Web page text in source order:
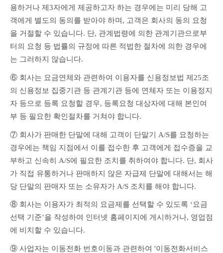
용하거나 제3자에게 제공하고자 하는 경우에는 미리 당해 고
객에게 별도의 동의를 받아야 하며, 고객은 회사의 동의 요청
을 거절할 수 있습니다. 단, 관계법령에 의한 관계기관으로부
터의 요청 등 법률의 규정에 따른 적법한 절차에 의한 경우에
는 그러하지 않습니다.
⑥ 회사는 요금연체와 관련하여 이용자를 신용정보법 제25조
의 신용정보 집중기관 등 관계기관 등에 연체자 또는 이용정지
자 등으로 등록 요청할 경우, 등록요청 대상자에 대해 본인여
부 등 필요한 확인절차를 거쳐야 합니다.
⑦ 회사가 판매한 단말에 대해 고객이 단말기 A/S를 요청하는
경우에는 책임 지점에서 이를 접수한 후 고객에게 접수증을 교
부하고 신속히 A/S에 필요한 조치를 취하여야 합니다. 단, 회사
가 직접 유통하거나 판매하지 않은 자급제 단말에 대해서는 해
당 단말의 판매자 또는 소유자가 A/S 조치를 해야 합니다.
⑧ 회사는 이용자가 최적의 요금제를 선택할 수 있도록 ‘요금
선택 기준’을 작성하여 인터넷 홈페이지에 게시하거나, 영업점
에 비치할 수 있습니다.
⑨ 사업자는 이동전화 번호이동과 관련하여 '이동전화서비스